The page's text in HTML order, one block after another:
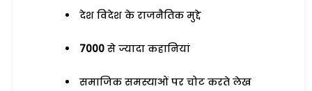
देश विदेश के राजनैतिक मुद्दे
7000 से ज्यादा कहानियां
समाजिक समस्याओं पर चोट करते लेख